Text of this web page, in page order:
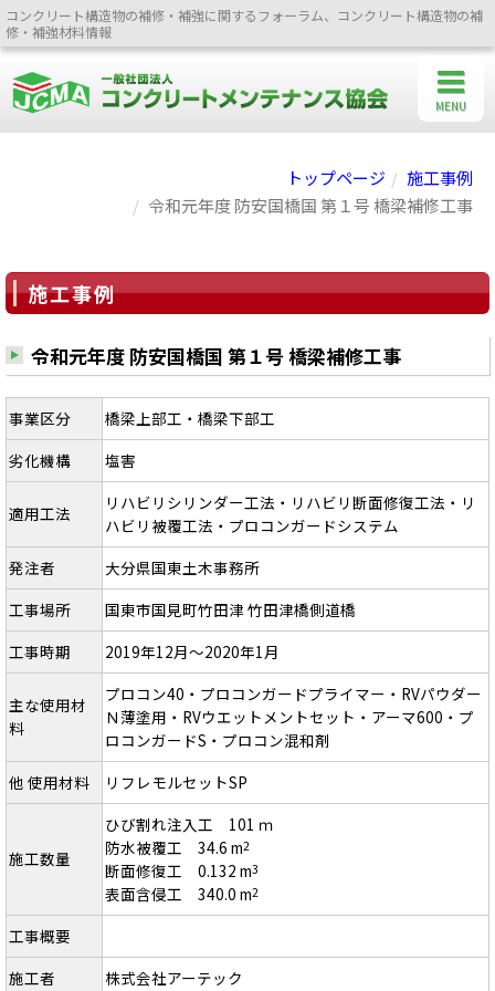
コンクリート構造物の補修・補強に関するフォーラム、コンクリート構造物の補
修・補強材料情報
トップページ
施工事例
令和元年度 防安国橋国 第１号 橋梁補修工事
施工事例
令和元年度 防安国橋国 第１号 橋梁補修工事
事業区分
橋梁上部工・橋梁下部工
劣化機構
塩害
適用工法
リハビリシリンダー工法・リハビリ断面修復工法・リ
ハビリ被覆工法・プロコンガードシステム
発注者
大分県国東土木事務所
工事場所
国東市国見町竹田津 竹田津橋側道橋
工事時期
2019年12月～2020年1月
主な使用材
料
プロコン40・プロコンガードプライマー・RVパウダー
Ｎ薄塗用・RVウエットメントセット・アーマ600・プ
ロコンガードS・プロコン混和剤
他 使用材料
リフレモルセットSP
施工数量
ひび割れ注入工 101 ｍ
防水被覆工 34.6 m2
断面修復工 0.132 m3
表面含侵工 340.0 m2
工事概要
施工者
株式会社アーテック
MENU